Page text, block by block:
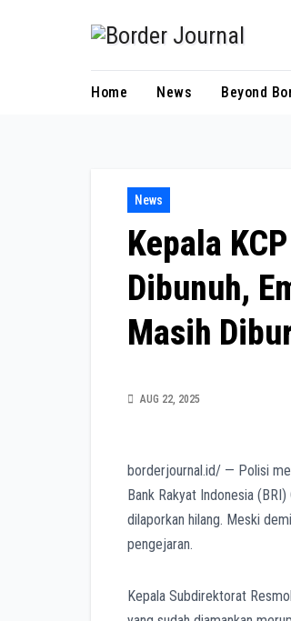
Home
News Beyond
News
Kepala
Dibunuh,
Masih
AUG 22, 2025
borderjournal.id/ — Polisi
Bank Rakyat Indonesia
dilaporkan hilang. Meski
pengejaran.
Kepala Subdirektorat